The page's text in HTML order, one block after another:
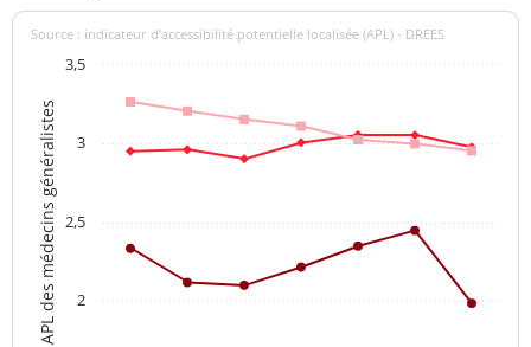
APL des médecins généralistes
Source : indicateur d’accessibilité potentielle localisée (APL) - DREES
2
2,5
3
3,5